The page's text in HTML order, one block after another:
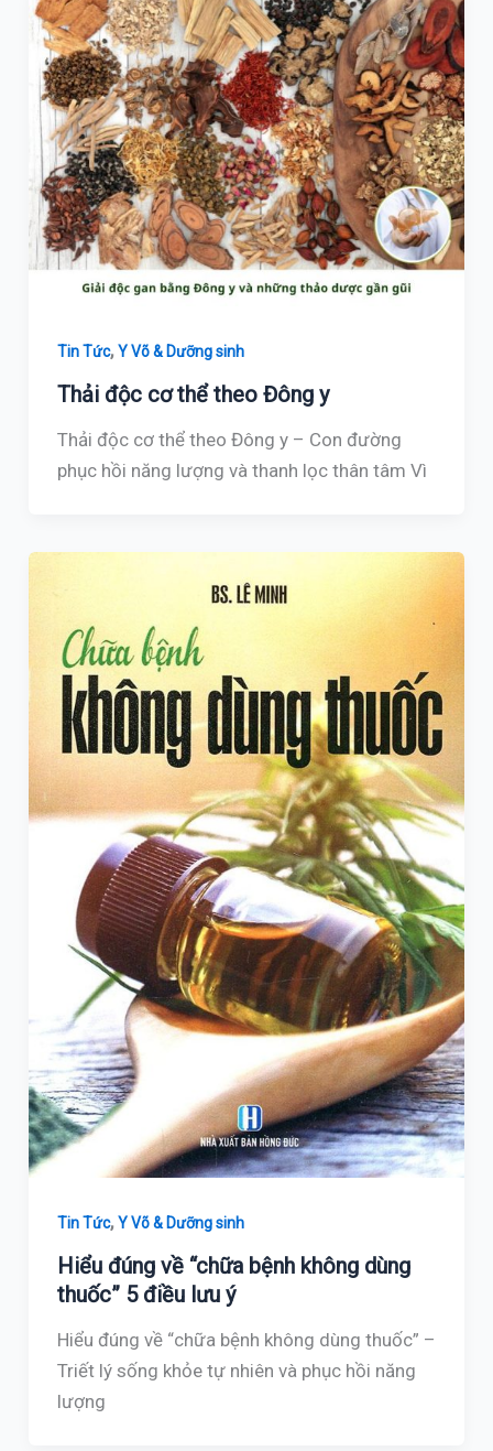
Tin Tức,Y Võ & Dưỡng sinh
Thải độc cơ thể theo Đông y
Thải độc cơ thể theo Đông y – Con đường
phục hồi năng lượng và thanh lọc thân tâm Vì
Tin Tức,Y Võ & Dưỡng sinh
Hiểu đúng về “chữa bệnh không dùng
thuốc” 5 điều lưu ý
Hiểu đúng về “chữa bệnh không dùng thuốc” –
Triết lý sống khỏe tự nhiên và phục hồi năng
lượng